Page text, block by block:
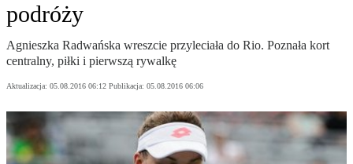
podróży
Agnieszka Radwańska wreszcie przyleciała do Rio. Poznała kort
centralny, piłki i pierwszą rywalkę
Aktualizacja: 05.08.2016 06:12 Publikacja: 05.08.2016 06:06